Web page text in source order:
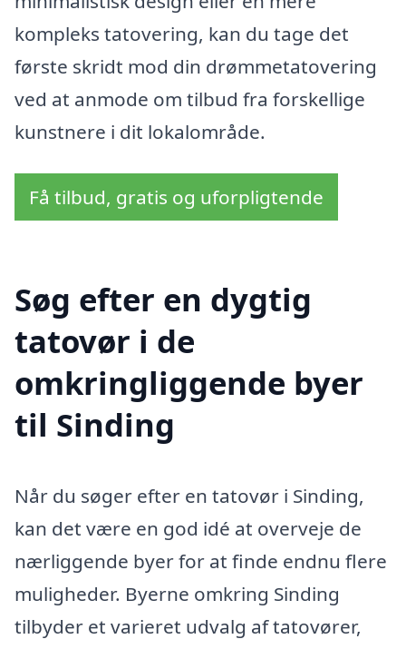
kompleks tatovering, kan du tage det
første skridt mod din drømmetatovering
ved at anmode om tilbud fra forskellige
kunstnere i dit lokalområde.
Få tilbud, gratis og uforpligtende
Søg efter en dygtig
tatovør i de
omkringliggende byer
til Sinding
Når du søger efter en tatovør i Sinding,
kan det være en god idé at overveje de
nærliggende byer for at finde endnu flere
muligheder. Byerne omkring Sinding
tilbyder et varieret udvalg af tatovører,